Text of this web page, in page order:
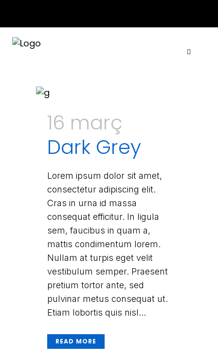
16 març
Dark Grey
Lorem ipsum dolor sit amet,
consectetur adipiscing elit.
Cras in urna id massa
consequat efficitur. In ligula
sem, faucibus in quam a,
mattis condimentum lorem.
Nullam at turpis eget velit
vestibulum semper. Praesent
pretium tortor ante, sed
pulvinar metus consequat ut.
Etiam lobortis quis nisl...
READ MORE